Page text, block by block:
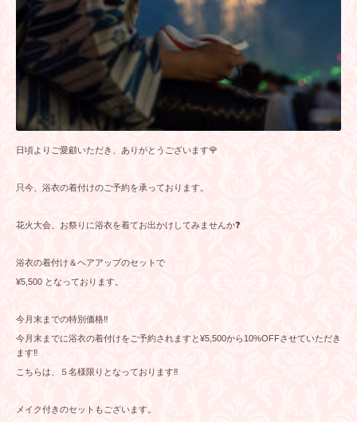
日頃よりご愛顧いただき、ありがとうございます🌹
只今、浴衣の着付けのご予約を承っております。
花火大会、お祭りに浴衣を着てお出かけしてみませんか❓
浴衣の着付け＆ヘアアップのセットで
¥5,500 となっております。
今月末までの特別価格‼️
今月末までに浴衣の着付けをご予約されますと¥5,500から10%OFFさせていただき
ます‼️
こちらは、５名様限りとなっております‼️
メイク付きのセットもございます。